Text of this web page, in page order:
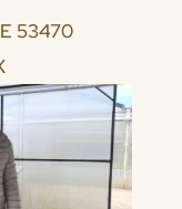
53470